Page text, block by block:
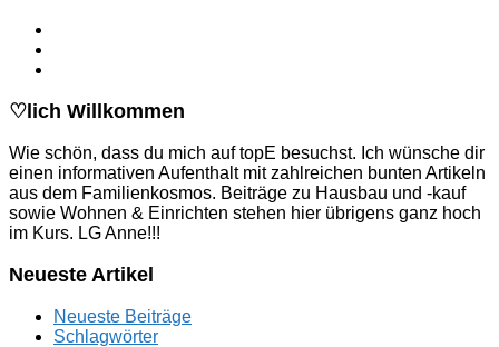
♡lich Willkommen
Wie schön, dass du mich auf topE besuchst. Ich wünsche dir
einen informativen Aufenthalt mit zahlreichen bunten Artikeln
aus dem Familienkosmos. Beiträge zu Hausbau und -kauf
sowie Wohnen & Einrichten stehen hier übrigens ganz hoch
im Kurs. LG Anne!!!
Neueste Artikel
Neueste Beiträge
Schlagwörter